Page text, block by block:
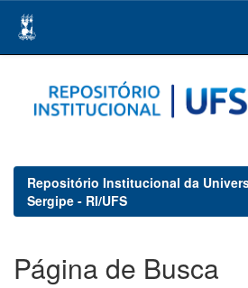
navigation
Repositório Institucional da
Sergipe - RI/UFS
Página de Busca